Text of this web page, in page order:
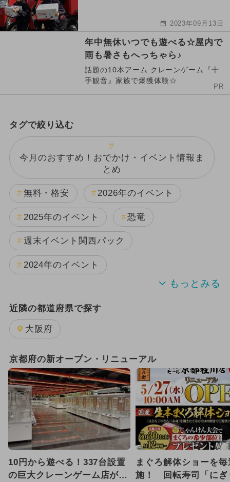
2023年09月13日
年中無休いつでも遊べる☆屋内で
雨も暑さもへっちゃら♪
話題の10本アーム クレーンゲーム『十
手観音』家族で爆獲体験☆
PR
タグで絞り込む
今月のおすすめ！おでかけ・イベント情報ま
とめ
無料・格安 2026年のイベント
2025年のイベント 恐竜
週末イベント関西パック
2024年のイベント
夏休み 雨の日OK
2024年7月のイベント
2025年11月のイベント
2026年1月のイベント
2026年8月のイベント キャラクター
2025年3月のイベント
2024年3月のイベント
近隣の都道府県で探す
大阪府
京都府の新オープン・リニューアル
10円から遊べる！337台設置
の巨大クレーンゲーム店が京
まぐろ解体ショーを毎
施！ 回転寿司「にぎ